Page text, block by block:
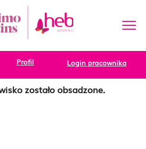
Profil Login pracownika
zostało obsadzone.